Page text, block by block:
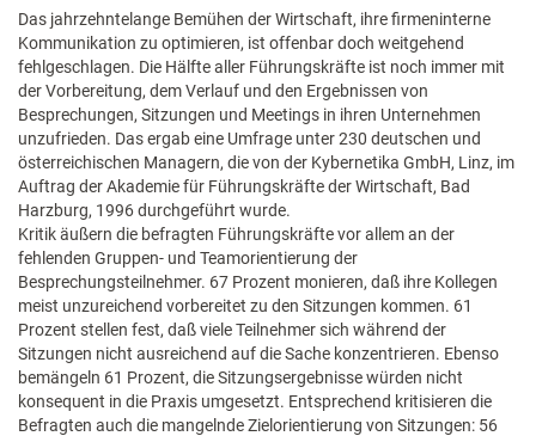
Das jahrzehntelange Bemühen der Wirtschaft, ihre firmeninterne
Kommunikation zu optimieren, ist offenbar doch weitgehend
fehlgeschlagen. Die Hälfte aller Führungskräfte ist noch immer mit
der Vorbereitung, dem Verlauf und den Ergebnissen von
Besprechungen, Sitzungen und Meetings in ihren Unternehmen
unzufrieden. Das ergab eine Umfrage unter 230 deutschen und
österreichischen Managern, die von der Kybernetika GmbH, Linz, im
Auftrag der Akademie für Führungskräfte der Wirtschaft, Bad
Harzburg, 1996 durchgeführt wurde.
Kritik äußern die befragten Führungskräfte vor allem an der
fehlenden Gruppen- und Teamorientierung der
Besprechungsteilnehmer. 67 Prozent monieren, daß ihre Kollegen
meist unzureichend vorbereitet zu den Sitzungen kommen. 61
Prozent stellen fest, daß viele Teilnehmer sich während der
Sitzungen nicht ausreichend auf die Sache konzentrieren. Ebenso
bemängeln 61 Prozent, die Sitzungsergebnisse würden nicht
konsequent in die Praxis umgesetzt. Entsprechend kritisieren die
Befragten auch die mangelnde Zielorientierung von Sitzungen: 56